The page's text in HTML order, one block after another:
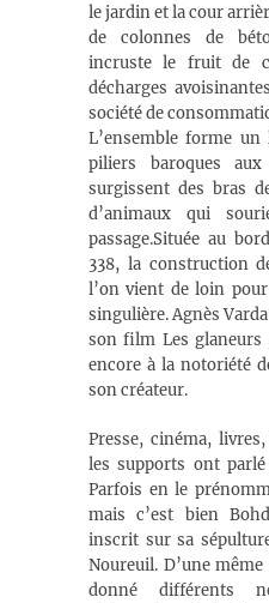
le jardin et la cour
de colonnes de
incruste le fruit de
décharges
société de
L’ensemble forme
piliers baroques
surgissent des bras
d’animaux qui
passage.Située au
338, la construction
l’on vient de loin
singulière. Agnès
son film Les glaneurs
encore à la notoriété
son créateur.
Presse, cinéma,
les supports ont
Parfois en le
mais c’est bien
inscrit sur sa
Noureuil. D’une
donné différents